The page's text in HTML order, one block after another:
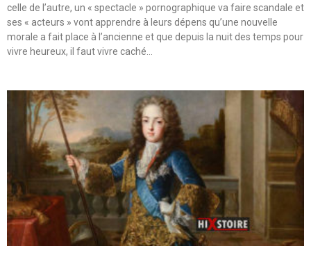
celle de l’autre, un « spectacle » pornographique va faire scandale et
ses « acteurs » vont apprendre à leurs dépens qu’une nouvelle
morale a fait place à l’ancienne et que depuis la nuit des temps pour
vivre heureux, il faut vivre caché…